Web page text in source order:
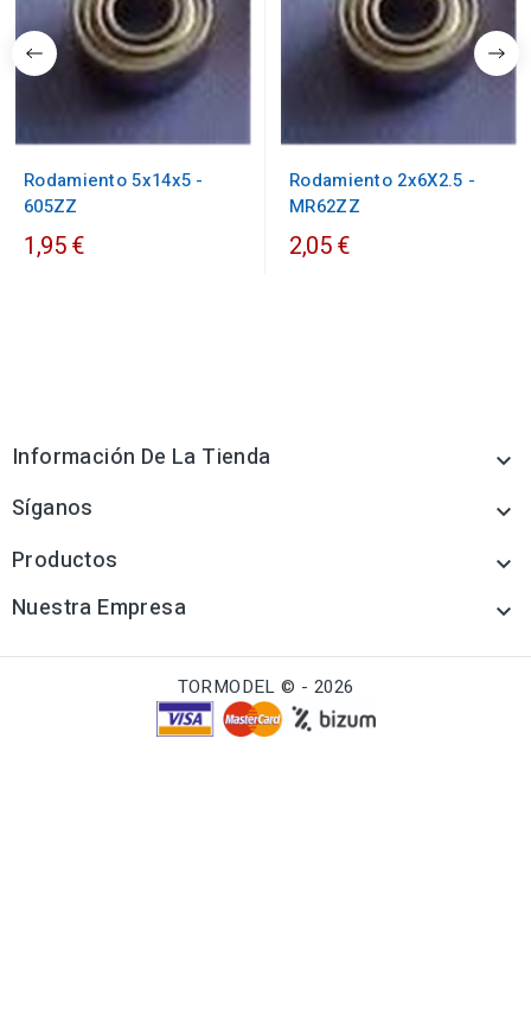
Rodamiento 5x14x5 -
605ZZ
1,95 €
Rodamiento 2x6X2.5 -
MR62ZZ
2,05 €
Información De La Tienda 
Síganos 
Productos 
Nuestra Empresa 
TORMODEL © - 2026